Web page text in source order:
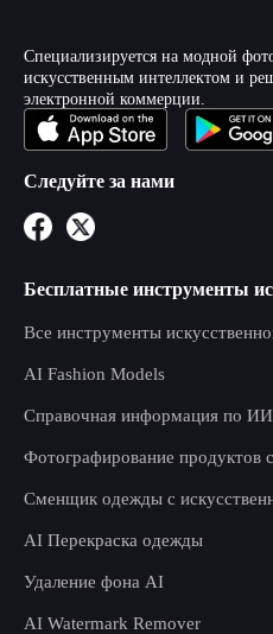
Специализируется на модной
искусственным интеллектом и
электронной коммерции.
Следуйте за нами
Бесплатные инструменты
Все инструменты
AI Fashion Models
Справочная информация по ИИ
Фотографирование продуктов
Сменщик одежды с
AI Перекраска одежды
Удаление фона AI
AI Watermark Remover